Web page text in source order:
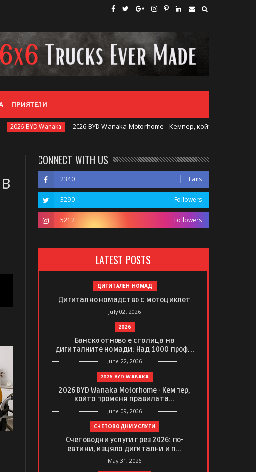
ПРИЯТЕЛИ
Wanaka 2026 BYD Wanaka Motorhome - Кемпер, който променя правилата
CONNECT WITH US
2340 Fans
3290 Followers
5212 Followers
LATEST POSTS
ДИГИТАЛЕН НОМАД
Дигитално номадство с мотоциклет
July 02, 2026
2026
Банско отново е столица на
дигиталните номади: Над 1000 проф...
June 22, 2026
2026 BYD WANAKA
2026 BYD Wanaka Motorhome - Кемпер,
който променя правилата...
June 09, 2026
СЧЕТОВОДНИ УСЛУГИ
Счетоводни услуги през 2026: по-
евтини, изцяло дигитални и п...
May 31, 2026